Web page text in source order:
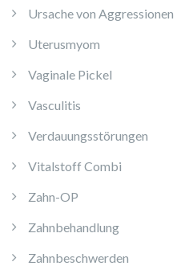
Ursache von Aggressionen
Uterusmyom
Vaginale Pickel
Vasculitis
Verdauungsstörungen
Vitalstoff Combi
Zahn-OP
Zahnbehandlung
Zahnbeschwerden